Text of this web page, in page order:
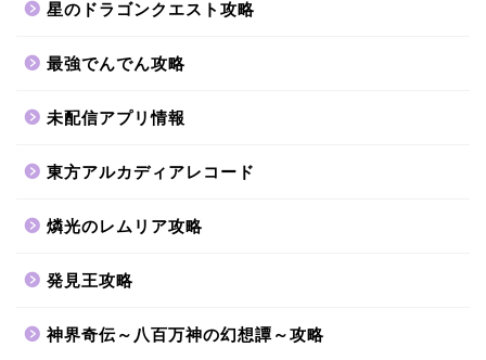
星のドラゴンクエスト攻略
最強でんでん攻略
未配信アプリ情報
東方アルカディアレコード
燐光のレムリア攻略
発見王攻略
神界奇伝～八百万神の幻想譚～攻略